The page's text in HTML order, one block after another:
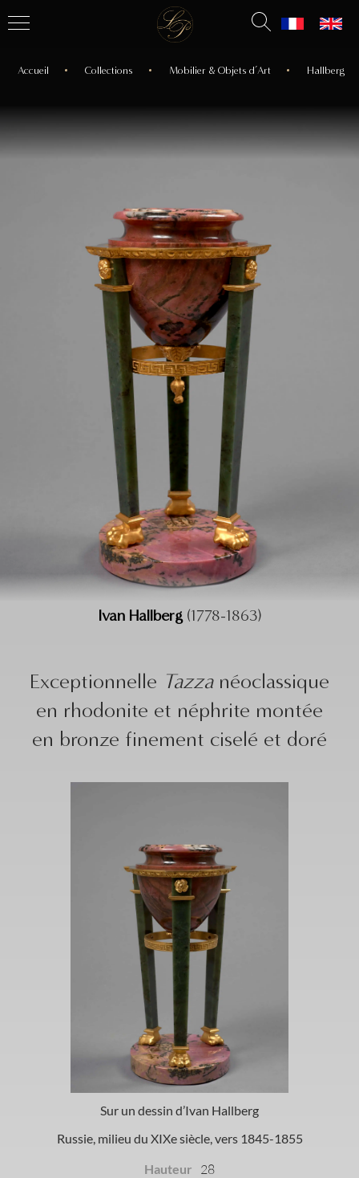
Accueil Collections Mobilier & Objets d’Art Hallberg
Ivan Hallberg (1778-1863)
Exceptionnelle Tazzanéoclassique
en rhodonite et néphrite montée
en bronze finement ciselé et doré
Sur un dessin d’Ivan Hallberg
Russie, milieu du XIXe siècle, vers 1845-1855
Hauteur 28